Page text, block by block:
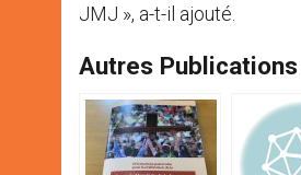
JMJ », a-t-il ajouté.
Autres Publications